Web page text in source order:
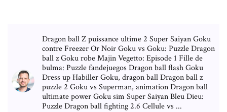
Dragon ball Z puissance ultime 2 Super Saiyan Goku
contre Freezer Or Noir Goku vs Goku: Puzzle Dragon
ball z Goku robe Majin Vegetto: Episode 1 Fille de
bulma: Puzzle fandejuegos Dragon ball flash Goku
Dress up Habiller Goku, dragon ball Dragon ball z
puzzle 2 Goku vs Superman, animation Dragon ball
ultimate power Goku sim Super Saiyan Bleu Dieu:
Puzzle Dragon ball fighting 2.6 Cellule vs ...